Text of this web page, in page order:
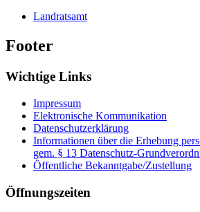
Landratsamt
Footer
Wichtige Links
Impressum
Elektronische Kommunikation
Datenschutzerklärung
Informationen über die Erhebung
gem. § 13 Datenschutz-
Öffentliche Bekanntgabe/Zustellung
Öffnungszeiten